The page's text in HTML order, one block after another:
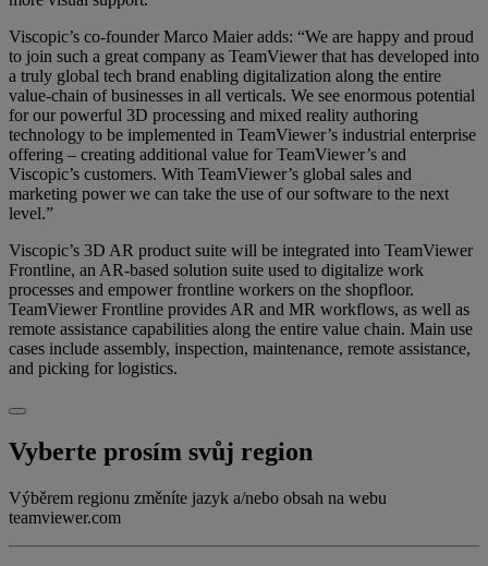
Viscopic’s co-founder Marco Maier adds: “We are happy and proud
to join such a great company as TeamViewer that has developed into
a truly global tech brand enabling digitalization along the entire
value-chain of businesses in all verticals. We see enormous potential
for our powerful 3D processing and mixed reality authoring
technology to be implemented in TeamViewer’s industrial enterprise
offering – creating additional value for TeamViewer’s and
Viscopic’s customers. With TeamViewer’s global sales and
marketing power we can take the use of our software to the next
level.”
Viscopic’s 3D AR product suite will be integrated into TeamViewer
Frontline, an AR-based solution suite used to digitalize work
processes and empower frontline workers on the shopfloor.
TeamViewer Frontline provides AR and MR workflows, as well as
remote assistance capabilities along the entire value chain. Main use
cases include assembly, inspection, maintenance, remote assistance,
and picking for logistics.
Vyberte prosím svůj region
Výběrem regionu změníte jazyk a/nebo obsah na webu
teamviewer.com